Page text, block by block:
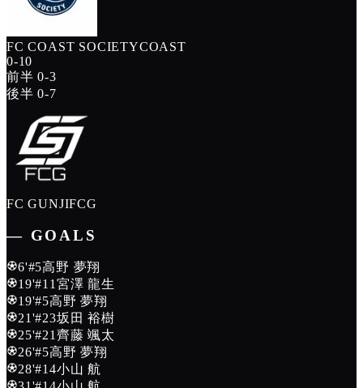
FC COAST SOCIETYCOAST
0-10
前半0-3
後半0-7
FC GUNJIFCG
― GOALS
6'#5高野 夢翔
19'#11宮澤 龍生
19'#5高野 夢翔
21'#23坂田 裕樹
25'#21齊藤 颯太
26'#5高野 夢翔
28'#14小山 航